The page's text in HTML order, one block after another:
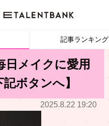
記事ランキング
日メイクに愛用
ボタンへ】
2025.8.22 19:20